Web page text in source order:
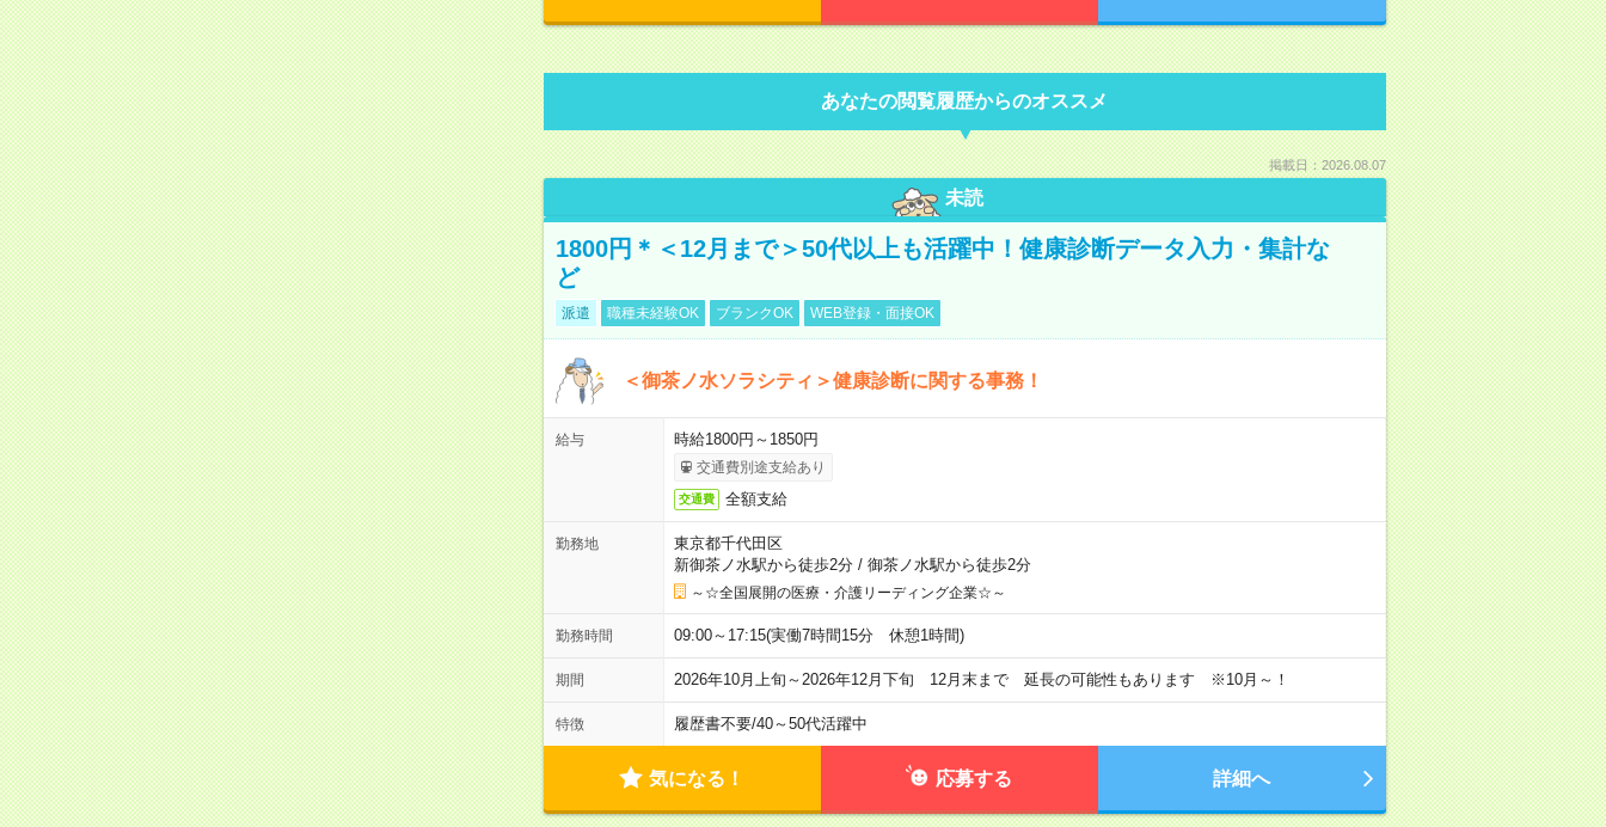
あなたの閲覧履歴からのオススメ
掲載日：2026.08.07
未読
1800円＊＜12月まで＞50代以上も活躍中！健康診断データ入力・集計な
ど
派遣 職種未経験OK ブランクOK WEB登録・面接OK
＜御茶ノ水ソラシティ＞健康診断に関する事務！
給与 時給1800円～1850円
交通費別途支給あり
交通費 全額支給
勤務地
東京都千代田区
新御茶ノ水駅から徒歩2分/ 御茶ノ水駅から徒歩2分
～☆全国展開の医療・介護リーディング企業☆～
勤務時間 09:00～17:15(実働7時間15分 休憩1時間)
期間 2026年10月上旬～2026年12月下旬 12月末まで 延長の可能性もあります ※10月～！
特徴 履歴書不要/40～50代活躍中
気になる！ 応募する 詳細へ